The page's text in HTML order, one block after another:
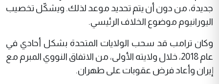
جديدة، من دون أن يتم تحديد موعد لذلك. ويشكّل تخصيب
اليورانيوم موضوع الخلاف الرئيسي.
‎وكان ترامب قد سحب الولايات المتحدة بشكل أحادي في
عام 2018، خلال ولايته الأولى، من الاتفاق النووي المبرم مع
إيران وأعاد فرض عقوبات على طهران.